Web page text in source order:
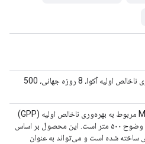
MYD17A2H.061: بهره‌وری ناخالص اولیه آکوا، 8 روزه جهانی، 500
محصول MYD17A2H V6.1 مربوط به بهره‌وری ناخالص اولیه (GPP)
یک ترکیب تجمعی ۸ روزه با وضوح ۵۰۰ متر است. این محصول بر اساس
شده است و می‌تواند به عنوان